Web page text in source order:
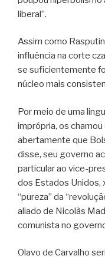
liberal”.
Assim como
influência na corte
se suficientemente
núcleo mais
Por meio de uma
imprópria, os
abertamente que
disse, seu governo
particular ao vice-
dos Estados Unidos,
“pureza” da
aliado de Nicolàs
comunista no
Olavo de Carvalho